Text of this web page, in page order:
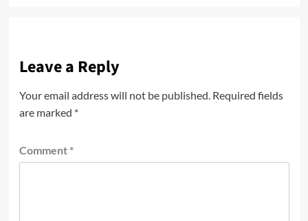
Leave a Reply
Your email address will not be published. Required fields
are marked *
Comment *